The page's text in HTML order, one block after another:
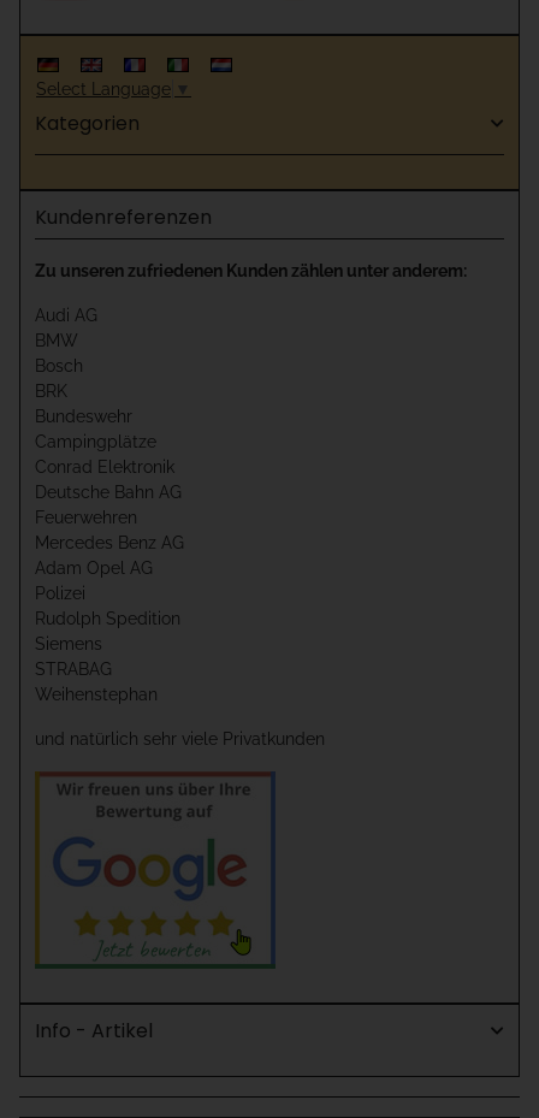
Select Language ▼
Kategorien
Kundenreferenzen
Zu unseren zufriedenen Kunden zählen unter anderem:
Audi AG
BMW
Bosch
BRK
Bundeswehr
Campingplätze
Conrad Elektronik
Deutsche Bahn AG
Feuerwehren
Mercedes Benz AG
Adam Opel AG
Polizei
Rudolph Spedition
Siemens
STRABAG
Weihenstephan
und natürlich sehr viele Privatkunden
Info - Artikel